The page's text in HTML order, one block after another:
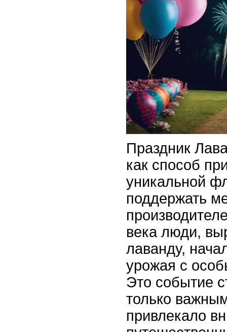
Праздник
как способ
уникальной
поддержать
века люди,
лаванду,
урожая с
Это событие
только
привлекало